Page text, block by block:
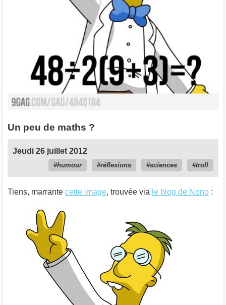
Un peu de maths ?
Jeudi 26 juillet 2012
humour réflexions sciences troll
Tiens, marrante cette image, trouvée via le blog de Nono :